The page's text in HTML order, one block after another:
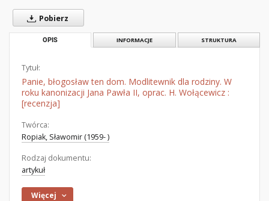
Pobierz
OPIS INFORMACJE STRUKTURA
Tytuł:
Panie, błogosław ten dom. Modlitewnik dla rodziny. W
roku kanonizacji Jana Pawła II, oprac. H. Wołącewicz :
[recenzja]
Twórca:
Ropiak, Sławomir (1959- )
Rodzaj dokumentu:
artykuł
Więcej